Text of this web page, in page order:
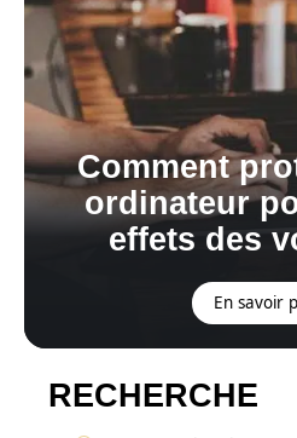
Comment
ordinateur
effets des
En savoir
RECHERCHE